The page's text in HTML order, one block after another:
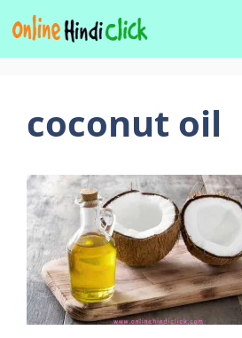
to
content
coconut oil